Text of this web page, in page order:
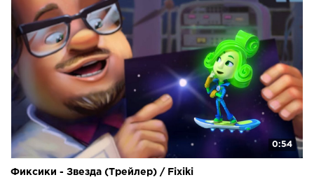
0:54
Фиксики - Звезда (Трейлер) / Fixiki